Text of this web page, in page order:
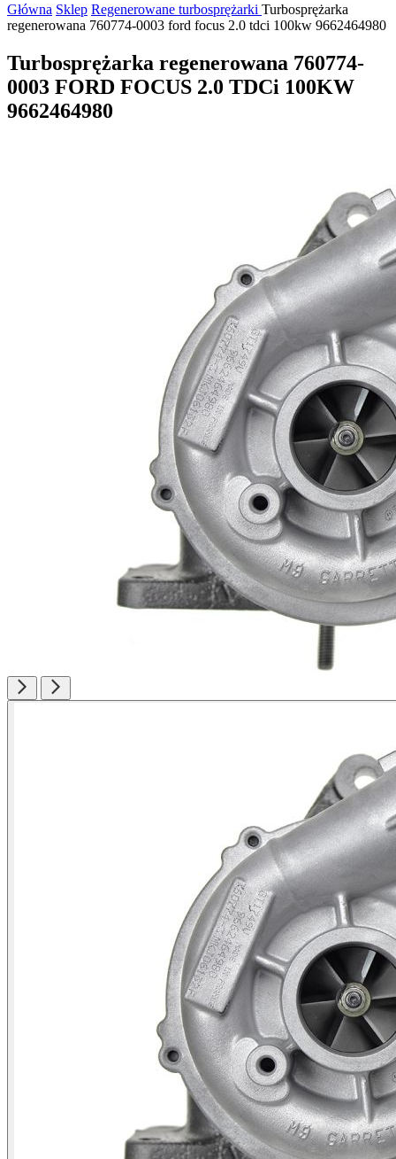
Główna Sklep Regenerowane turbosprężarki Turbosprężarka
regenerowana 760774-0003 ford focus 2.0 tdci 100kw 9662464980
Turbosprężarka regenerowana 760774-
0003 FORD FOCUS 2.0 TDCi 100KW
9662464980